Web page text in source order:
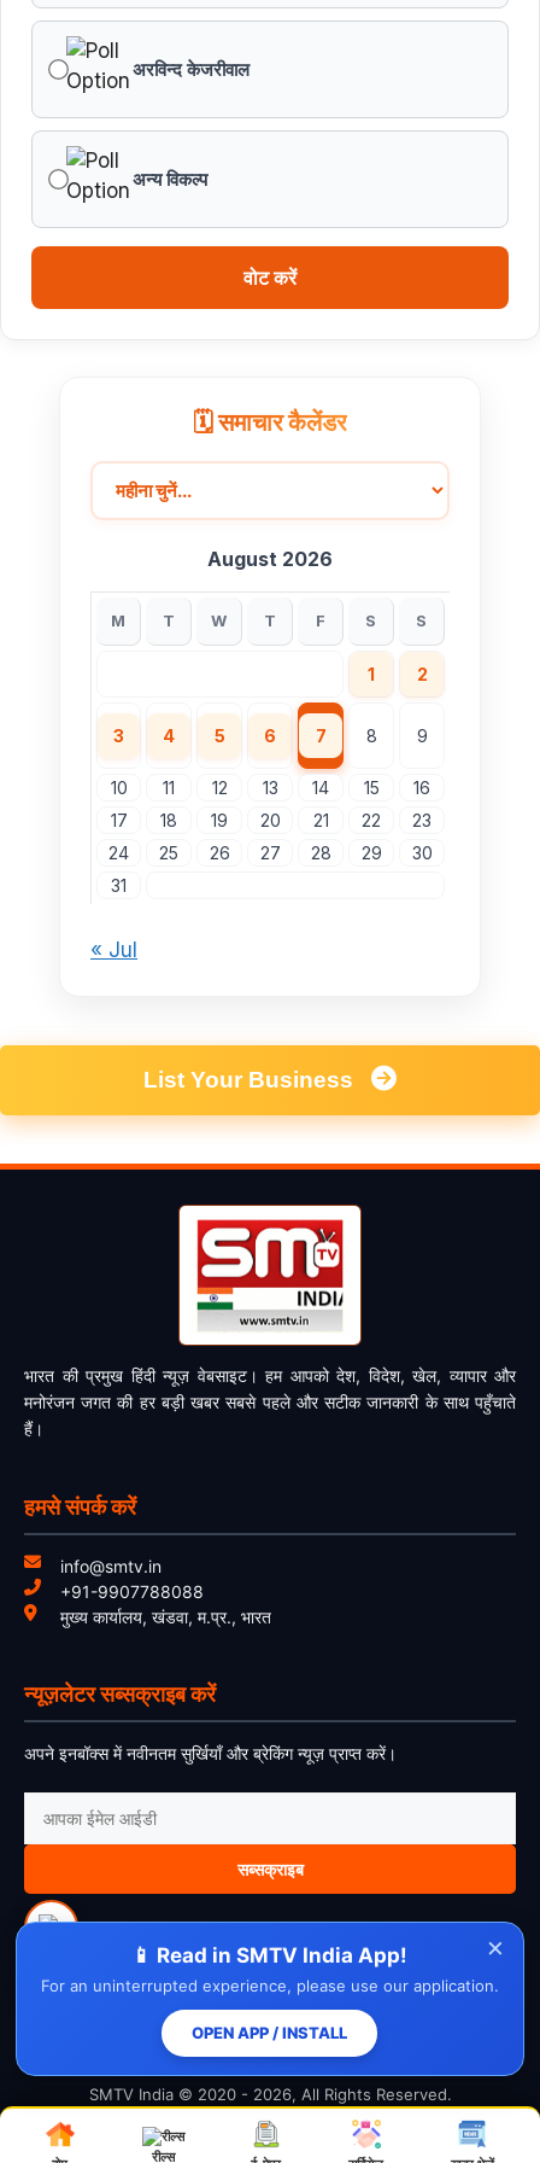
विकसित मध्यप्रदेश-2047’ की वित्तीय रूपरेखा तैयार
28 के बजट अनुमान तथा वित्तीय वर्ष 2028-29, 2029-30 के
लिए रोलिंग बजट की तैयारी हेतु बजट कार्यक्रम
अरविन्द केजरीवाल
अन्य विकल्प
वोट करें
🗓️ समाचार कैलेंडर
August 2026
M T W T F S S
1 2
3 4 5 6 7 8 9
10 11 12 13 14 15
16
17
18 19 20 21 22
23
24
25 26 27 28 29
30
31
« Jul
List Your Business
रील्स
भारत की प्रमुख हिंदी न्यूज़ वेबसाइट। हम आपको देश, विदेश, खेल, व्यापार और
मनोरंजन जगत की हर बड़ी खबर सबसे पहले और सटीक जानकारी के साथ पहुँचाते
हैं।
हमसे संपर्क करें
info@smtv.in
+91-9907788088
मुख्य कार्यालय, खंडवा, म.प्र., भारत
न्यूज़लेटर सब्सक्राइब करें
अपने इनबॉक्स में नवीनतम सुर्खियाँ और ब्रेकिंग न्यूज़ प्राप्त करें।
सब्सक्राइब
About UsContact Us DisclaimerPrivacy PolicyCookie Policy
Cancellation PolicyRefund PolicyTerms & Conditions
SMTV India © 2020 - 2026, All Rights Reserved.
×
📱 Read in SMTV India App!
For an uninterrupted experience, please use our application.
OPEN APP / INSTALL